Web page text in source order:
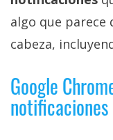
nosotros
/
/
Cambiar
opciones
algo que parece
cabeza,
Google